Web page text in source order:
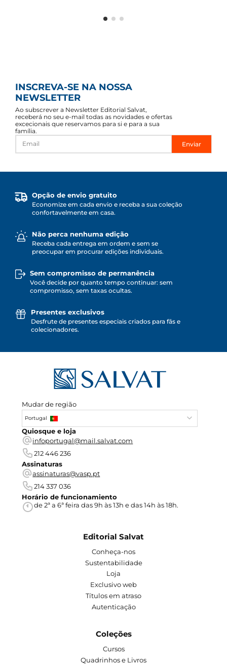
INSCREVA-SE NA NOSSA
NEWSLETTER
Ao subscrever a Newsletter Editorial Salvat,
receberá no seu e-mail todas as novidades e ofertas
excecionais que reservamos para si e para a sua
família.
Enviar
Opção de envio gratuito
Economize em cada envio e receba a sua coleção
confortavelmente em casa.
Não perca nenhuma edição
Receba cada entrega em ordem e sem se
preocupar em procurar edições individuais.
Sem compromisso de permanência
Você decide por quanto tempo continuar: sem
compromisso, sem taxas ocultas.
Presentes exclusivos
Desfrute de presentes especiais criados para fãs e
colecionadores.
Mudar de região
Portugal
Quiosque e loja
infoportugal@mail.salvat.com
212 446 236
Assinaturas
assinaturas@vasp.pt
214 337 036
Horário de funcionamiento
de 2ª a 6ª feira das 9h às 13h e das 14h às 18h.
Editorial Salvat
Conheça-nos
Sustentabilidade
Loja
Exclusivo web
Títulos em atraso
Autenticação
Coleções
Cursos
Quadrinhos e Livros